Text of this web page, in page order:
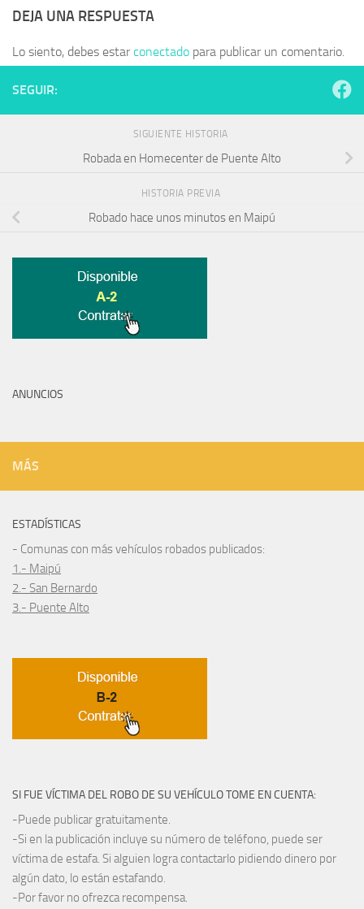
DEJA UNA RESPUESTA
Lo siento, debes estarconectado para publicar un comentario.
SEGUIR:
SIGUIENTE HISTORIA
Robada en Homecenter de Puente Alto
HISTORIA PREVIA
Robado hace unos minutos en Maipú
ANUNCIOS
MÁS
ESTADÍSTICAS
- Comunas con más vehículos robados publicados:
1.- Maipú
2.- San Bernardo
3.- Puente Alto
SI FUE VÍCTIMA DEL ROBO DE SU VEHÍCULO TOME EN CUENTA:
-Puede publicar gratuitamente.
-Si en la publicación incluye su número de teléfono, puede ser
víctima de estafa. Si alguien logra contactarlo pidiendo dinero por
algún dato, lo están estafando.
-Por favor no ofrezca recompensa.